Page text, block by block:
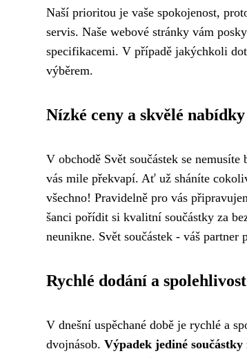
Naší prioritou je vaše spokojenost,
servis. Naše webové stránky vám
specifikacemi. V případě jakýchkoli
výběrem.
Nízké ceny a skvělé nabídky
V obchodě Svět součástek se
vás mile překvapí. Ať už sháníte
všechno! Pravidelně pro vás
šanci pořídit si kvalitní součástky za
neunikne. Svět součástek - váš partner
Rychlé dodání a spolehlivost
V dnešní uspěchané době je rychlé a
dvojnásob. Výpadek jediné